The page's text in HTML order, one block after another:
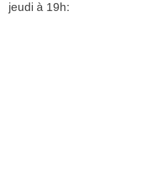
jeudi à 19h: